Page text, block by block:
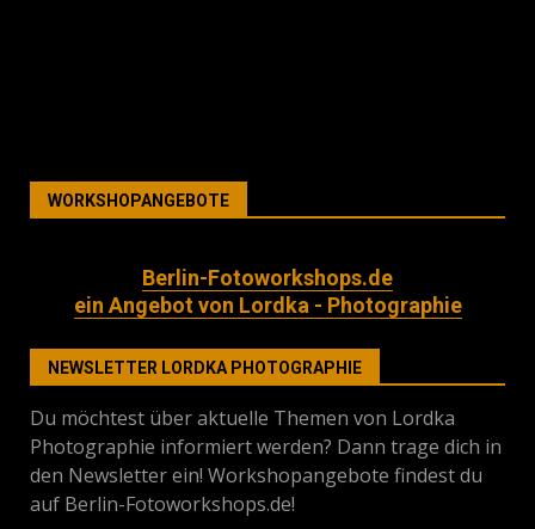
WORKSHOPANGEBOTE
Berlin-Fotoworkshops.de
ein Angebot von Lordka - Photographie
NEWSLETTER LORDKA PHOTOGRAPHIE
Du möchtest über aktuelle Themen von Lordka
Photographie informiert werden? Dann trage dich in
den Newsletter ein! Workshopangebote findest du
auf Berlin-Fotoworkshops.de!